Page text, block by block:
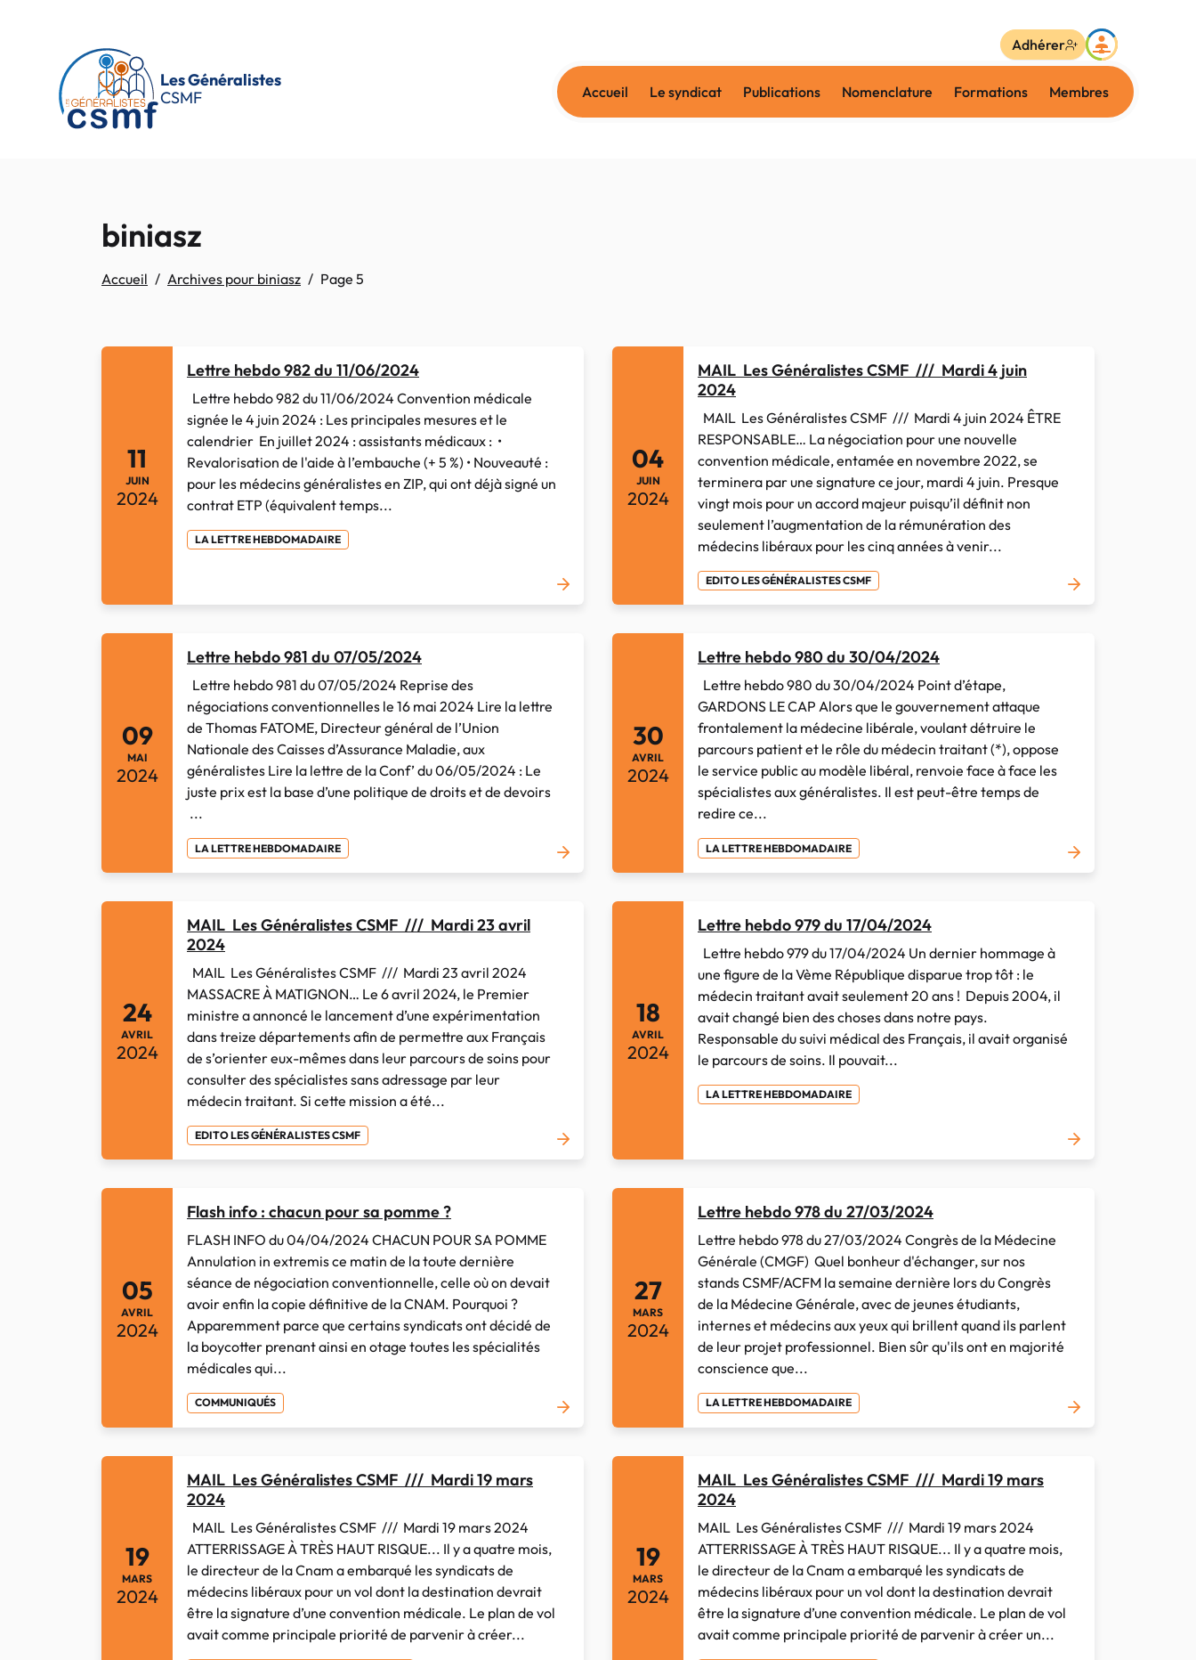
Les Généralistes
CSMF
Accueil Le syndicat Publications Nomenclature Formations Membres
Adhérer
biniasz
Accueil Archives pour biniasz Page 5
11
JUIN
2024
Lettre hebdo 982 du 11/06/2024
Lettre hebdo 982 du 11/06/2024 Convention médicale
signée le 4 juin 2024 : Les principales mesures et le
calendrier En juillet 2024 : assistants médicaux : •
Revalorisation de l'aide à l’embauche (+ 5 %) • Nouveauté :
pour les médecins généralistes en ZIP, qui ont déjà signé un
contrat ETP (équivalent temps...
LA LETTRE HEBDOMADAIRE
04
JUIN
2024
MAIL Les Généralistes CSMF /// Mardi 4 juin
2024
MAIL Les Généralistes CSMF /// Mardi 4 juin 2024 ÊTRE
RESPONSABLE… La négociation pour une nouvelle
convention médicale, entamée en novembre 2022, se
terminera par une signature ce jour, mardi 4 juin. Presque
vingt mois pour un accord majeur puisqu’il définit non
seulement l’augmentation de la rémunération des
médecins libéraux pour les cinq années à venir...
EDITO LES GÉNÉRALISTES CSMF
09
MAI
2024
Lettre hebdo 981 du 07/05/2024
Lettre hebdo 981 du 07/05/2024 Reprise des
négociations conventionnelles le 16 mai 2024 Lire la lettre
de Thomas FATOME, Directeur général de l’Union
Nationale des Caisses d’Assurance Maladie, aux
généralistes Lire la lettre de la Conf’ du 06/05/2024 : Le
juste prix est la base d’une politique de droits et de devoirs
...
LA LETTRE HEBDOMADAIRE
30
AVRIL
2024
Lettre hebdo 980 du 30/04/2024
Lettre hebdo 980 du 30/04/2024 Point d’étape,
GARDONS LE CAP Alors que le gouvernement attaque
frontalement la médecine libérale, voulant détruire le
parcours patient et le rôle du médecin traitant (*), oppose
le service public au modèle libéral, renvoie face à face les
spécialistes aux généralistes. Il est peut-être temps de
redire ce...
LA LETTRE HEBDOMADAIRE
24
AVRIL
2024
MAIL Les Généralistes CSMF /// Mardi 23 avril
2024
MAIL Les Généralistes CSMF /// Mardi 23 avril 2024
MASSACRE À MATIGNON… Le 6 avril 2024, le Premier
ministre a annoncé le lancement d’une expérimentation
dans treize départements afin de permettre aux Français
de s’orienter eux-mêmes dans leur parcours de soins pour
consulter des spécialistes sans adressage par leur
médecin traitant. Si cette mission a été...
EDITO LES GÉNÉRALISTES CSMF
18
AVRIL
2024
Lettre hebdo 979 du 17/04/2024
Lettre hebdo 979 du 17/04/2024 Un dernier hommage à
une figure de la Vème République disparue trop tôt : le
médecin traitant avait seulement 20 ans ! Depuis 2004, il
avait changé bien des choses dans notre pays.
Responsable du suivi médical des Français, il avait organisé
le parcours de soins. Il pouvait...
LA LETTRE HEBDOMADAIRE
05
AVRIL
2024
Flash info : chacun pour sa pomme ?
FLASH INFO du 04/04/2024 CHACUN POUR SA POMME
Annulation in extremis ce matin de la toute dernière
séance de négociation conventionnelle, celle où on devait
avoir enfin la copie définitive de la CNAM. Pourquoi ?
Apparemment parce que certains syndicats ont décidé de
la boycotter prenant ainsi en otage toutes les spécialités
médicales qui...
COMMUNIQUÉS
27
MARS
2024
Lettre hebdo 978 du 27/03/2024
Lettre hebdo 978 du 27/03/2024 Congrès de la Médecine
Générale (CMGF) Quel bonheur d'échanger, sur nos
stands CSMF/ACFM la semaine dernière lors du Congrès
de la Médecine Générale, avec de jeunes étudiants,
internes et médecins aux yeux qui brillent quand ils parlent
de leur projet professionnel. Bien sûr qu'ils ont en majorité
conscience que...
LA LETTRE HEBDOMADAIRE
19
MARS
2024
MAIL Les Généralistes CSMF /// Mardi 19 mars
2024
MAIL Les Généralistes CSMF /// Mardi 19 mars 2024
ATTERRISSAGE À TRÈS HAUT RISQUE... Il y a quatre mois,
le directeur de la Cnam a embarqué les syndicats de
médecins libéraux pour un vol dont la destination devrait
être la signature d’une convention médicale. Le plan de vol
avait comme principale priorité de parvenir à créer...
19
MARS
2024
MAIL Les Généralistes CSMF /// Mardi 19 mars
2024
MAIL Les Généralistes CSMF /// Mardi 19 mars 2024
ATTERRISSAGE À TRÈS HAUT RISQUE... Il y a quatre mois,
le directeur de la Cnam a embarqué les syndicats de
médecins libéraux pour un vol dont la destination devrait
être la signature d’une convention médicale. Le plan de vol
avait comme principale priorité de parvenir à créer un...